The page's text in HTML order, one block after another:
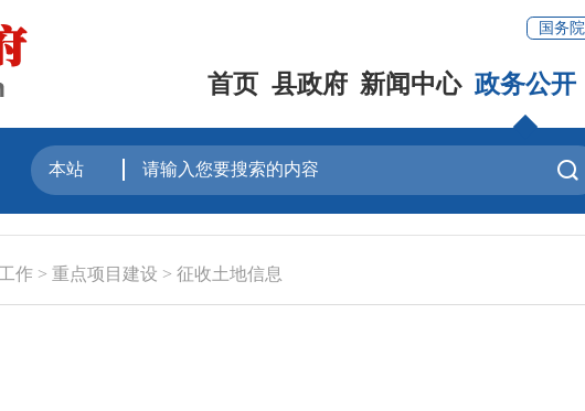
国务院
首页 县政府 新闻中心 政务公开
作 > 重点项目建设 > 征收土地信息